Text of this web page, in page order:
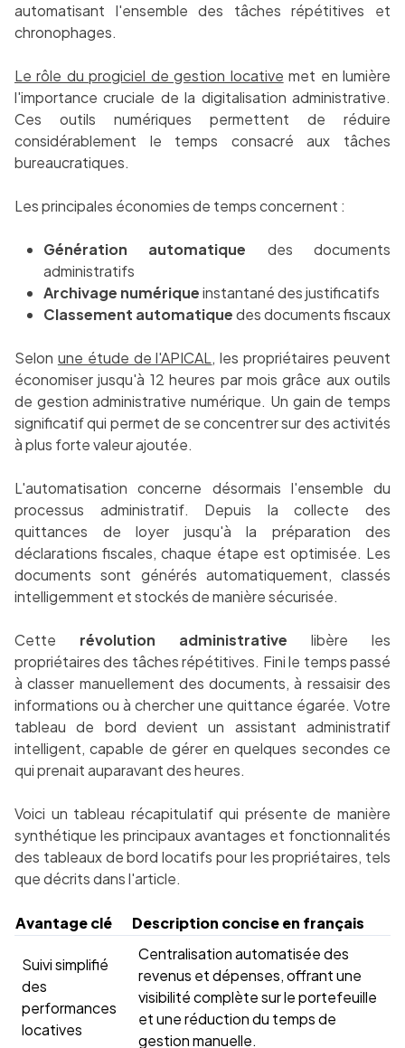
automatisant l'ensemble des tâches répétitives et
chronophages.
Le rôle du progiciel de gestion locative met en lumière
l'importance cruciale de la digitalisation administrative.
Ces outils numériques permettent de réduire
considérablement le temps consacré aux tâches
bureaucratiques.
Les principales économies de temps concernent :
Génération automatique des documents
administratifs
Archivage numériqueinstantané des justificatifs
Classement automatiquedes documents fiscaux
Selon une étude de l'APICAL, les propriétaires peuvent
économiser jusqu'à 12 heures par mois grâce aux outils
de gestion administrative numérique. Un gain de temps
significatif qui permet de se concentrer sur des activités
à plus forte valeur ajoutée.
L'automatisation concerne désormais l'ensemble du
processus administratif. Depuis la collecte des
quittances de loyer jusqu'à la préparation des
déclarations fiscales, chaque étape est optimisée. Les
documents sont générés automatiquement, classés
intelligemment et stockés de manière sécurisée.
Cette révolution administrative libère les
propriétaires des tâches répétitives. Fini le temps passé
à classer manuellement des documents, à ressaisir des
informations ou à chercher une quittance égarée. Votre
tableau de bord devient un assistant administratif
intelligent, capable de gérer en quelques secondes ce
qui prenait auparavant des heures.
Voici un tableau récapitulatif qui présente de manière
synthétique les principaux avantages et fonctionnalités
des tableaux de bord locatifs pour les propriétaires, tels
que décrits dans l'article.
Avantage clé Description concise en français
Suivi simplifié
des
performances
locatives
Centralisation automatisée des
revenus et dépenses, offrant une
visibilité complète sur le portefeuille
et une réduction du temps de
gestion manuelle.